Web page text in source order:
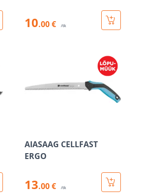
10.00 € /tk
AIASAAG CELLFAST
ERGO
13.00 € /tk